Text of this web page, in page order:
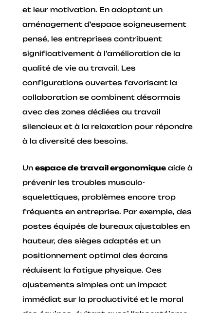
et leur motivation. En adoptant un
aménagement d’espace soigneusement
pensé, les entreprises contribuent
significativement à l’amélioration de la
qualité de vie au travail. Les
configurations ouvertes favorisant la
collaboration se combinent désormais
avec des zones dédiées au travail
silencieux et à la relaxation pour répondre
à la diversité des besoins.
Unespace de travail ergonomique aide à
prévenir les troubles musculo-
squelettiques, problèmes encore trop
fréquents en entreprise. Par exemple, des
postes équipés de bureaux ajustables en
hauteur, des sièges adaptés et un
positionnement optimal des écrans
réduisent la fatigue physique. Ces
ajustements simples ont un impact
immédiat sur la productivité et le moral